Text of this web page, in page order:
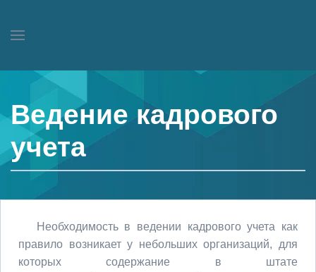
Ведение кадрового
учета
Необходимость в ведении кадрового учета как
правило возникает у небольших организаций, для
которых содержание в штате